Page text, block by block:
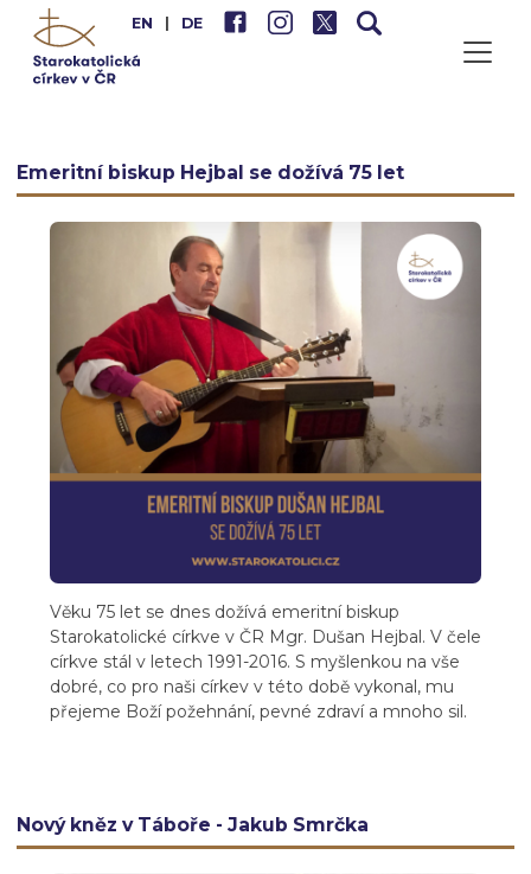
EN DE
Emeritní biskup Hejbal se dožívá 75 let
Věku 75 let se dnes dožívá emeritní biskup
Starokatolické církve v ČR Mgr. Dušan Hejbal. V čele
církve stál v letech 1991-2016. S myšlenkou na vše
dobré, co pro naši církev v této době vykonal, mu
přejeme Boží požehnání, pevné zdraví a mnoho sil.
Nový kněz v Táboře - Jakub Smrčka